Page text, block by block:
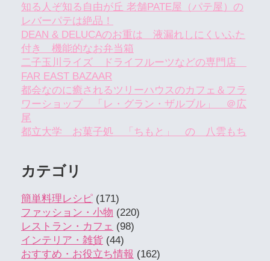
知る人ぞ知る自由が丘 老舗PATE屋（パテ屋）の
レバーパテは絶品！
DEAN & DELUCAのお重は 液漏れしにくいふた
付き 機能的なお弁当箱
二子玉川ライズ ドライフルーツなどの専門店
FAR EAST BAZAAR
都会なのに癒されるツリーハウスのカフェ＆フラ
ワーショップ 「レ・グラン・ザルブル」 ＠広
尾
都立大学 お菓子処 「ちもと」 の 八雲もち
カテゴリ
簡単料理レシピ (171)
ファッション・小物 (220)
レストラン・カフェ (98)
インテリア・雑貨 (44)
おすすめ・お役立ち情報 (162)